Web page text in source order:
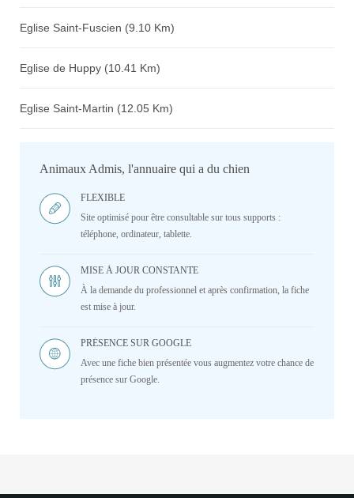
Eglise Saint-Fuscien (9.10 Km)
Eglise de Huppy (10.41 Km)
Eglise Saint-Martin (12.05 Km)
Animaux Admis, l'annuaire qui a du chien
FLEXIBLE
Site optimisé pour être consultable sur tous supports :
téléphone, ordinateur, tablette.
MISE À JOUR CONSTANTE
À la demande du professionnel et après confirmation, la fiche
est mise à jour.
PRÉSENCE SUR GOOGLE
Avec une fiche bien présentée vous augmentez votre chance de
présence sur Google.